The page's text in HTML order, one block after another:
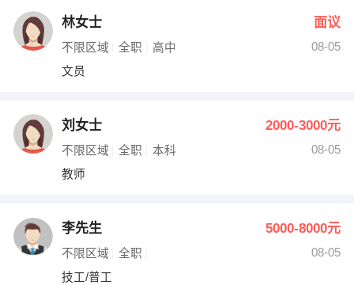
林女士 面议
不限区域 全职 高中
08-05
文员
刘女士 2000-3000元
不限区域 全职 本科
08-05
教师
李先生 5000-8000元
不限区域 全职
08-05
技工/普工